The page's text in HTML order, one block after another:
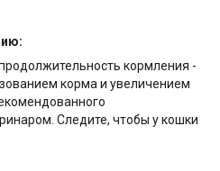
кормления -
корма и увеличением
Следите, чтобы у кошки